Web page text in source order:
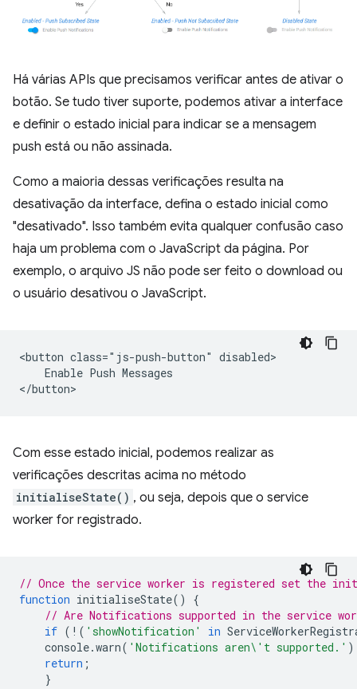
Há várias APIs que precisamos verificar antes de ativar o
botão. Se tudo tiver suporte, podemos ativar a interface
e definir o estado inicial para indicar se a mensagem
push está ou não assinada.
Como a maioria dessas verificações resulta na
desativação da interface, defina o estado inicial como
"desativado". Isso também evita qualquer confusão caso
haja um problema com o JavaScript da página. Por
exemplo, o arquivo JS não pode ser feito o download ou
o usuário desativou o JavaScript.
<button class="js-push-button" disabled>
    Enable Push Messages
Com esse estado inicial, podemos realizar as
verificações descritas acima no método
initialiseState() , ou seja, depois que o service
worker for registrado.
// Once the service worker is registered set the
function initialiseState()
{
// Are Notifications supported in the service
if ( ! ( 'showNotification' in
console.warn( 'Notifications aren\'t supported.'
return ;
}